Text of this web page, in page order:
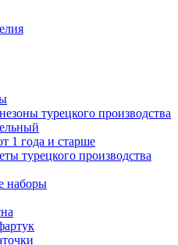
турецкого производства
1 года и старше
турецкого производства
наборы